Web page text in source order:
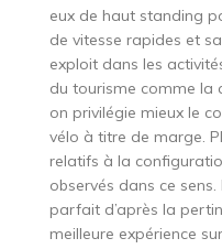
eux de haut standing
de vitesse rapides et
exploit dans les
du tourisme comme la
on privilégie mieux le
vélo à titre de marge.
relatifs à la
observés dans ce
parfait d’après la
meilleure expérience